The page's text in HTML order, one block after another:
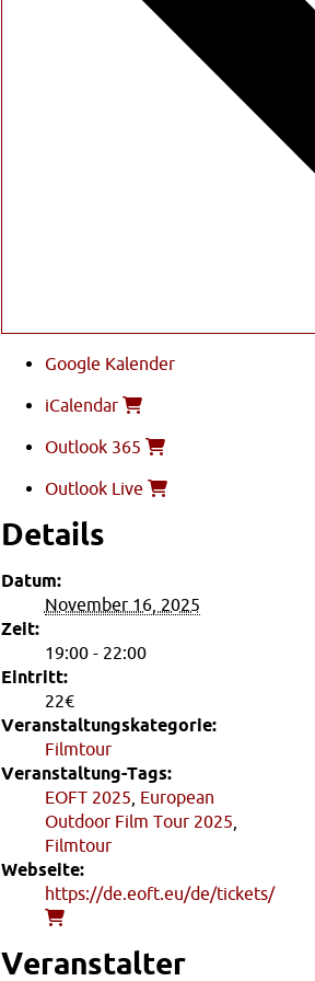
Google Kalender
iCalendar
Outlook 365
Outlook Live
Details
Datum:
November 16, 2025
Zeit:
19:00 - 22:00
Eintritt:
22€
Veranstaltungskategorie:
Filmtour
Veranstaltung-Tags:
EOFT 2025 European
Outdoor Film Tour 2025
Filmtour
Webseite:
https://de.eoft.eu/de/tickets/
Veranstalter